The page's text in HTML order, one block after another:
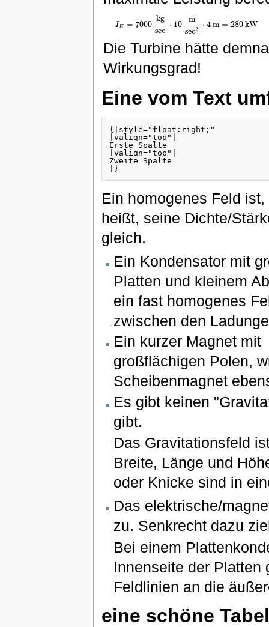
IE = 7000
kg
sec
⋅ 10
m
sec2 ⋅ 4m = 280kW
E=7000kgs e c⋅10msec 2 ⋅4m=280 kW
Die Turbine hätte
Wirkungsgrad!
Eine vom Text
{|style="float:right;"
|valign="top"|
Erste Spalte
|valign="top"|
Zweite Spalte
|}
Ein homogenes Feld
heißt, seine Dichte/
gleich.
Ein Kondensator mit
Platten und kleinem
ein fast homogenes
zwischen den
Ein kurzer Magnet mit
großflächigen Polen,
Scheibenmagnet
Es gibt keinen
gibt.
Das Gravitationsfeld
Breite, Länge und
oder Knicke sind in
Das elektrische/
zu. Senkrecht dazu
Bei einem
Innenseite der Platten
Feldlinien an die
eine schöne